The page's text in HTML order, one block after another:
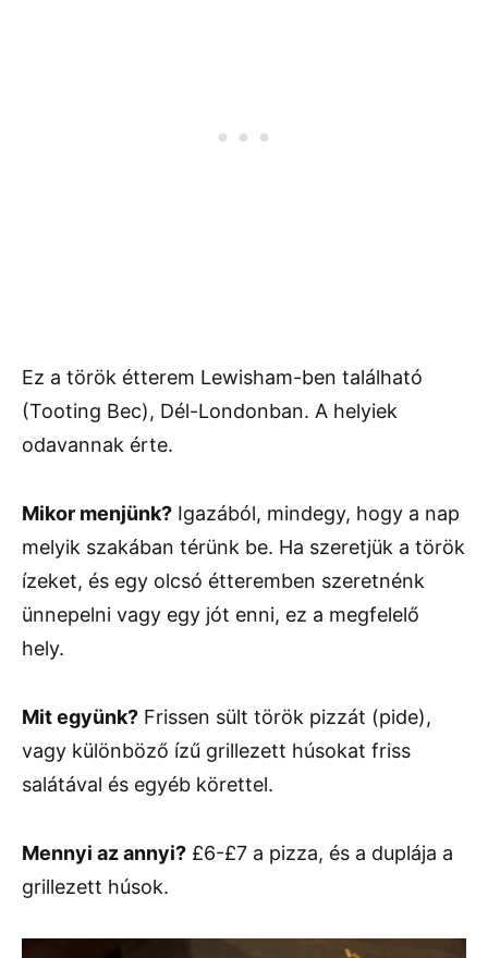
Ez a török étterem Lewisham-ben található
(Tooting Bec), Dél-Londonban. A helyiek
odavannak érte.
Mikor menjünk? Igazából, mindegy, hogy a nap
melyik szakában térünk be. Ha szeretjük a török
ízeket, és egy olcsó étteremben szeretnénk
ünnepelni vagy egy jót enni, ez a megfelelő
hely.
Mit együnk? Frissen sült török pizzát (pide),
vagy különböző ízű grillezett húsokat friss
salátával és egyéb körettel.
Mennyi az annyi? £6-£7 a pizza, és a duplája a
grillezett húsok.